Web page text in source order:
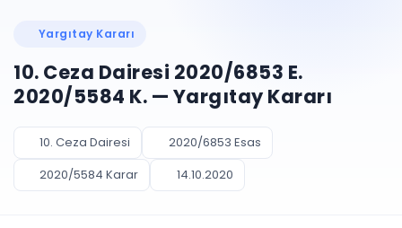
UYAP Evrak
Entegrasyonu
UETS Entegrasyonu
Tebligatları anında
Müvekkil ve taraf
Vekalet
PLANLAMA & TAKİP
Pano ve Takip
Ücretsiz Başlayın Giriş Yap
Yargıtay Kararı
10. Ceza Dairesi 2020/6853 E.
2020/5584 K. — Yargıtay Kararı
10. Ceza Dairesi
2020/6853 Esas
2020/5584 Karar
14.10.2020